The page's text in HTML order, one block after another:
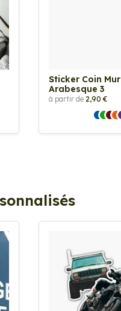
Sticker Coin Mur
Arabesque 3
à partir de 2,90 €